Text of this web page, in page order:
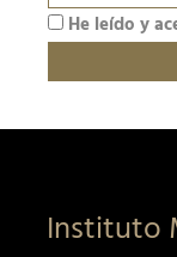
He leído y
Instituto